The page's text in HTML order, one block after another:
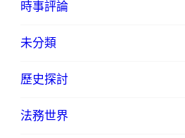
時事評論
未分類
歷史探討
法務世界